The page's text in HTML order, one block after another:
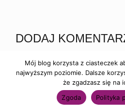
DODAJ
Twój adres email nie zostanie
pola są oznaczone
*
Komentarz*
Mój blog korzysta z ciasteczek
najwyższym poziomie. Dalsze
że zgadzasz się na
Zgoda
Polityka